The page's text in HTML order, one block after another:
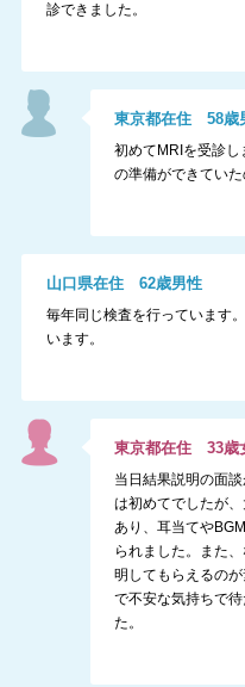
診できました。
東京都在住58歳
初めてMRIを受診
の準備ができていた
山口県在住 62歳男性
毎年同じ検査を行っています
います。
東京都在住33歳
当日結果説明の面
は初めてでしたが
あり、耳当てや
られました。また
明してもらえるの
で不安な気持ちで
た。